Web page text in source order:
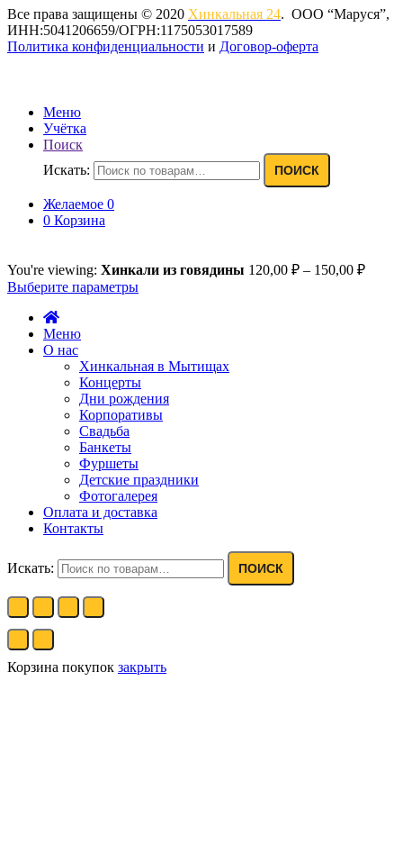
Все права защищены © 2020 Хинкальная 24. ООО “Маруся”,
ИНН:5041206659/ОГРН:1175053017589
Политика конфиденциальности‍ и Договор-оферта
Меню
Учётка
Поиск
Искать:
ПОИСК
Желаемое 0
0 Корзина
You're viewing: Хинкали из говядины 120,00 ₽ – 150,00 ₽
Выберите параметры
Меню
О нас
Хинкальная в Мытищах
Концерты
Дни рождения
Корпоративы
Свадьба
Банкеты
Фуршеты
Детские праздники
Фотогалерея
Оплата и доставка
Контакты
Искать: ПОИСК
Корзина покупок закрыть